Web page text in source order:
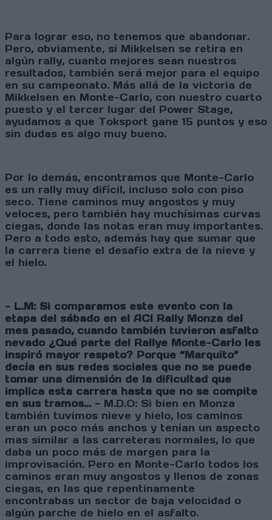
Para lograr eso, no tenemos que abandonar.
Pero, obviamente, si Mikkelsen se retira en
algún rally, cuanto mejores sean nuestros
resultados, también será mejor para el equipo
en su campeonato. Más allá de la victoria de
Mikkelsen en Monte-Carlo, con nuestro cuarto
puesto y el tercer lugar del Power Stage,
ayudamos a que Toksport gane 15 puntos y eso
sin dudas es algo muy bueno.
Por lo demás, encontramos que Monte-Carlo
es un rally muy difícil, incluso solo con piso
seco. Tiene caminos muy angostos y muy
veloces, pero también hay muchísimas curvas
ciegas, donde las notas eran muy importantes.
Pero a todo esto, además hay que sumar que
la carrera tiene el desafío extra de la nieve y
el hielo.
- L.M: Si comparamos este evento con la
etapa del sábado en el ACI Rally Monza del
mes pasado, cuando también tuvieron asfalto
nevado ¿Qué parte del Rallye Monte-Carlo les
inspiró mayor respeto? Porque “Marquito”
decía en sus redes sociales que no se puede
tomar una dimensión de la dificultad que
implica esta carrera hasta que no se compite
en sus tramos… - M.D.O: Si bien en Monza
también tuvimos nieve y hielo, los caminos
eran un poco más anchos y tenían un aspecto
mas similar a las carreteras normales, lo que
daba un poco más de margen para la
improvisación. Pero en Monte-Carlo todos los
caminos eran muy angostos y llenos de zonas
ciegas, en las que repentinamente
encontrabas un sector de baja velocidad o
algún parche de hielo en el asfalto.